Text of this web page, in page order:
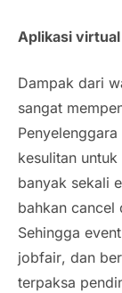
Aplikasi
Dampak dari
sangat
kesulitan
banyak sekali
bahkan cancel
Sehingga event
jobfair, dan
terpaksa